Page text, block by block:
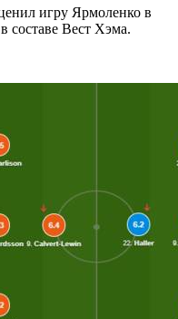
игру Ярмоленко в
составе Вест Хэма.